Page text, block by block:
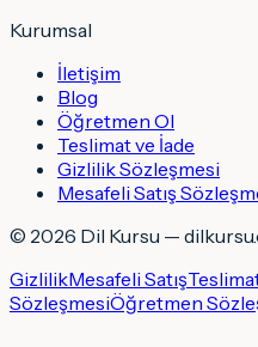
Kurumsal
İletişim
Blog
Öğretmen Ol
Teslimat ve İade
Gizlilik Sözleşmesi
Mesafeli Satış
© 2026 Dil Kursu —
GizlilikMesafeli Satış
SözleşmesiÖğretmen